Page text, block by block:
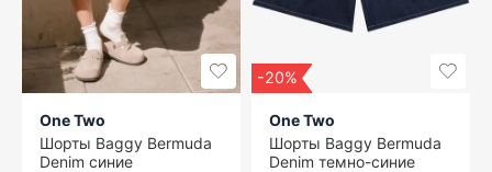
One Two
Шорты Baggy Bermuda
Denim синие
-20%
One Two
Шорты Baggy Bermuda
Denim темно-синие